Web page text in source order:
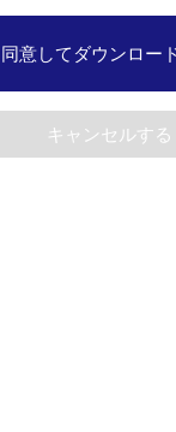
同意してダウンロー
キャンセルする